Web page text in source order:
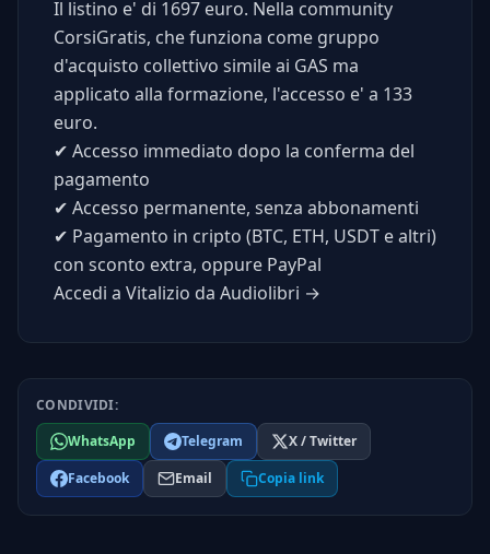
Il listino e' di 1697 euro. Nella community
CorsiGratis, che funziona come gruppo
d'acquisto collettivo simile ai GAS ma
applicato alla formazione, l'accesso e' a 133
euro.
✔ Accesso immediato dopo la conferma del
pagamento
✔ Accesso permanente, senza abbonamenti
✔ Pagamento in cripto (BTC, ETH, USDT e altri)
con sconto extra, oppure PayPal
Accedi a Vitalizio da Audiolibri →
CONDIVIDI:
WhatsApp
Telegram
X / Twitter
Facebook
Email Copia link